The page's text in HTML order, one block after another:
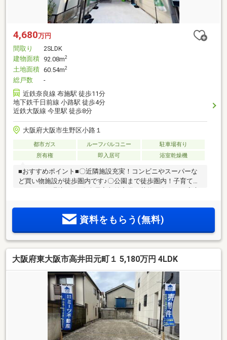
4,680万円
間取り
2SLDK
建物面積 92.08m2
土地面積 60.54m2
総戸数
-
近鉄奈良線 布施駅 徒歩11分
地下鉄千日前線 小路駅 徒歩4分
近鉄大阪線 今里駅 徒歩8分
大阪府大阪市生野区小路１
都市ガス ルーフバルコニー
駐車場有り
所有権
即入居可 浴室乾燥機
■おすすめポイント■〇近隣施設充実！コンビニやスーパーな
ど買い物施設が徒歩圏内です♪〇公園まで徒歩圏内！子育てに
ら光が射し込みます♪＜access＞◇大阪メトロ千日前線「小
路」駅より徒歩4分＜周辺＞◇東成大今里南郵便局 徒歩約4
公園 徒歩約6分☆多種多様な不動産情報を取り扱っておりま
す♪☆生野区に住まいを求めるなら、当社スタッフまでお気軽
にお問い合わせください。
資料をもらう(無料)
大阪府東大阪市高井田元町１ 5,180万円 4LDK